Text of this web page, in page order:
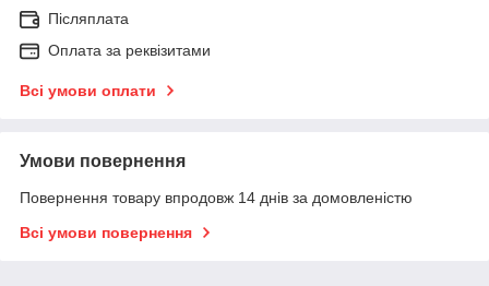
Післяплата
Оплата за реквізитами
Всі умови оплати
Умови повернення
Повернення товару впродовж 14 днів за домовленістю
Всі умови повернення